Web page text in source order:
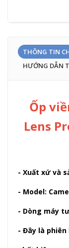
THÔNG TIN
HƯỚNG DẪN
Ốp
Lens
- Xuất xứ và
- Model:
- Dòng máy
- Đây là phiên